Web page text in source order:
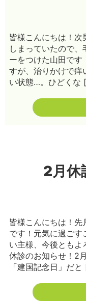
皆様こんにちは！次
しまっていたので
ーをつけた山田で
すが、治りかけで痒
い状態…。ひどくな
2月
皆様こんにちは！
です！元気に過ごす
い主様、今後ともよ
休診のお知らせ！2
「建国記念日」だ